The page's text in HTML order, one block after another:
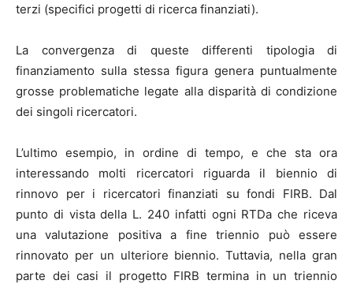
terzi (specifici progetti di ricerca finanziati).
La convergenza di queste differenti tipologia di
finanziamento sulla stessa figura genera puntualmente
grosse problematiche legate alla disparità di condizione
dei singoli ricercatori.
L’ultimo esempio, in ordine di tempo, e che sta ora
interessando molti ricercatori riguarda il biennio di
rinnovo per i ricercatori finanziati su fondi FIRB. Dal
punto di vista della L. 240 infatti ogni RTDa che riceva
una valutazione positiva a fine triennio può essere
rinnovato per un ulteriore biennio. Tuttavia, nella gran
parte dei casi il progetto FIRB termina in un triennio